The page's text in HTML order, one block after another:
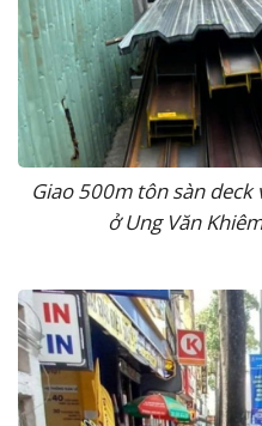
Giao 500m tôn sàn
ở Ung Văn